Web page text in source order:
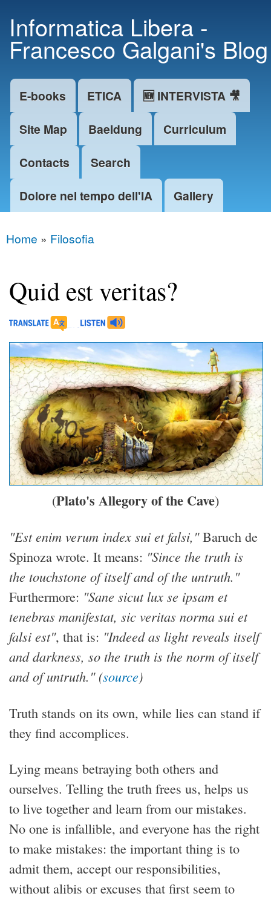
main
content
Informatica Libera -
Francesco Galgani's Blog
Main menu
E-books ETICA
🆕 INTERVISTA 🎥
Site Map
Baeldung
Curriculum
Contacts
Search
Dolore nel tempo dell'IA
Gallery
You are here
Home » Filosofia
Quid est veritas?
(Plato's Allegory of the Cave)
"Est enim verum index sui et falsi,"Baruch de
Spinoza wrote. It means: "Since the truth is
the touchstone of itself and of the untruth."
Furthermore: "Sane sicut lux se ipsam et
tenebras manifestat, sic veritas norma sui et
falsi est", that is: "Indeed as light reveals itself
and darkness, so the truth is the norm of itself
and of untruth." (source)
Truth stands on its own, while lies can stand if
they find accomplices.
Lying means betraying both others and
ourselves. Telling the truth frees us, helps us
to live together and learn from our mistakes.
No one is infallible, and everyone has the right
to make mistakes: the important thing is to
admit them, accept our responsibilities,
without alibis or excuses that first seem to